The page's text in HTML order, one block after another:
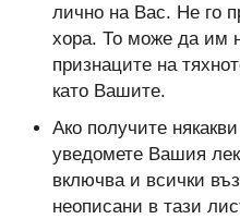
лично на Вас. Не го
хора. То може да им
признаците на
като Вашите.
Ако получите
уведомете Вашия
включва и всички
неописани в тази